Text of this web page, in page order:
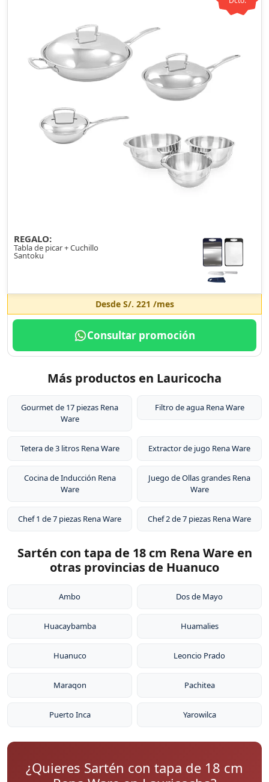
REGALO:
Tabla de picar + Cuchillo
Santoku
Desde S/. 221 /mes
Consultar promoción
Más productos en Lauricocha
Gourmet de 17 piezas Rena
Ware
Filtro de agua Rena Ware
Tetera de 3 litros Rena Ware Extractor de jugo Rena Ware
Cocina de Inducción Rena
Ware
Juego de Ollas grandes Rena
Ware
Chef 1 de 7 piezas Rena Ware Chef 2 de 7 piezas Rena Ware
Sartén con tapa de 18 cm Rena Ware en
otras provincias de Huanuco
Ambo Dos de Mayo
Huacaybamba Huamalies
Huanuco Leoncio Prado
Maraqon Pachitea
Puerto Inca Yarowilca
¿Quieres Sartén con tapa de 18 cm